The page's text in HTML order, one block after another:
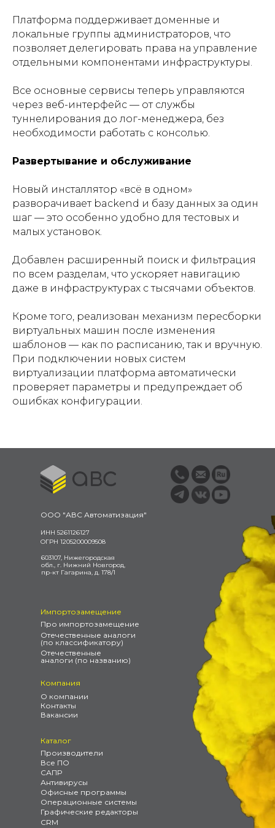
Платформа поддерживает доменные и
локальные группы администраторов, что
позволяет делегировать права на управление
отдельными компонентами инфраструктуры.
Все основные сервисы теперь управляются
через веб-интерфейс — от службы
туннелирования до лог-менеджера, без
необходимости работать с консолью.
Развертывание и обслуживание
Новый инсталлятор «всё в одном»
разворачивает backend и базу данных за один
шаг — это особенно удобно для тестовых и
малых установок.
Добавлен расширенный поиск и фильтрация
по всем разделам, что ускоряет навигацию
даже в инфраструктурах с тысячами объектов.
Кроме того, реализован механизм пересборки
виртуальных машин после изменения
шаблонов — как по расписанию, так и вручную.
При подключении новых систем
виртуализации платформа автоматически
проверяет параметры и предупреждает об
ошибках конфигурации.
ИНН 5261126127
ОГРН 1205200009508
ООО "АВС Автоматизация"
603107, Нижегородская
обл., г. Нижний Новгород,
пр-кт Гагарина, д. 178/1
Все ПО
Производители
Антивирусы
Офисные программы
Каталог
Операционные системы
САПР
Графические редакторы
Отечественные
аналоги (по названию)
Про импортозамещение
Импортозамещение
Отечественные аналоги
(по классификатору)
Контакты
О компании
Компания
Вакансии
CRM